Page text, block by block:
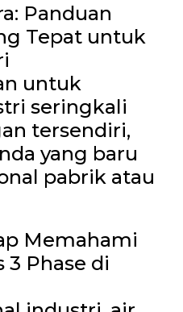
Panduan
Tepat untuk
untuk
seringkali
tersendiri,
yang baru
pabrik atau
Memahami
3 Phase di